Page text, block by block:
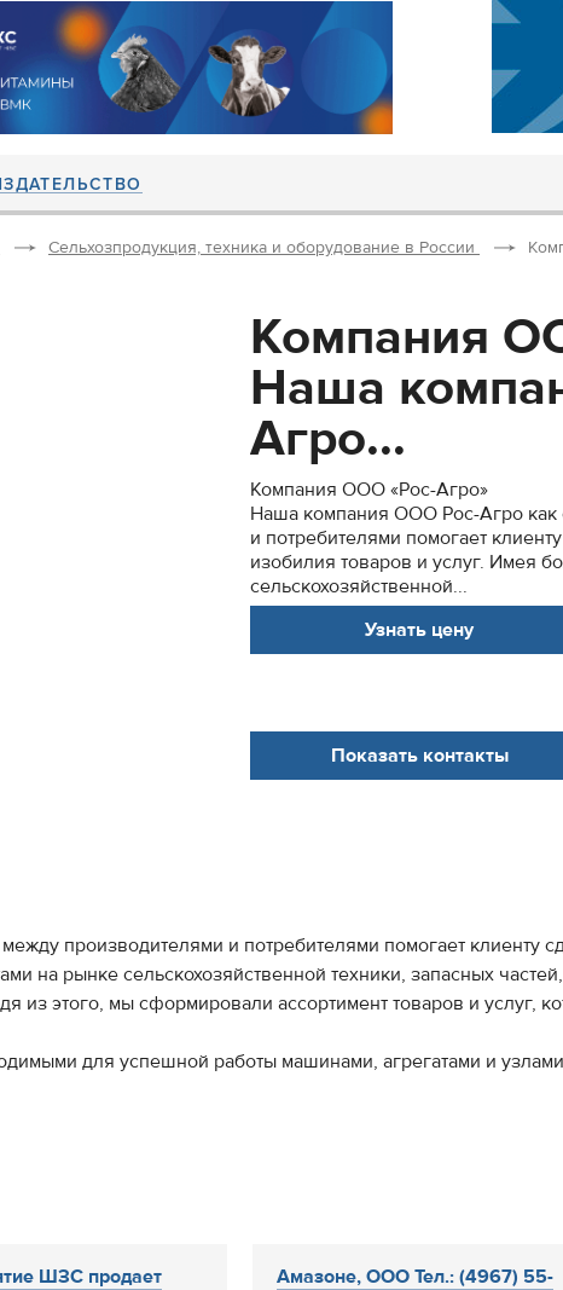
Сельхозпродукция, техника и оборудование в России
Компания
Наша
Агро...
Компания ООО «Рос-Агро»
Наша компания ООО Рос-Агро
и потребителями помогает
изобилия товаров и услуг. Имея
сельскохозяйственной...
Узнать цену
Показать контакты
производителями и потребителями помогает клиенту
на рынке сельскохозяйственной техники, запасных
из этого, мы сформировали ассортимент товаров и услуг,
для успешной работы машинами, агрегатами и
ШЗС продает
Амазоне, ООО Тел.: (4967) 55-